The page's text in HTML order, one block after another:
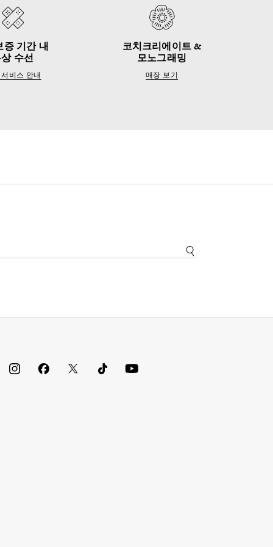
증 기간 내
수선
비스 안내
코치크리에이트 &
모노그래밍
매장 보기